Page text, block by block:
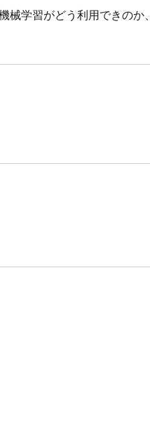
械学習がどう利用できのか